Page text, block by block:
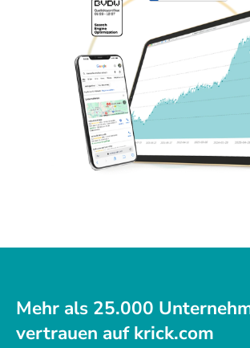
Mehr als 25.000
vertrauen auf krick.com